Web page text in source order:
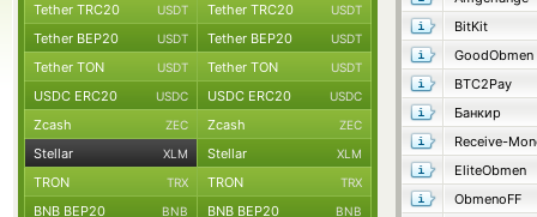
BitKit
GoodObmen
BTC2Pay
Банкир
Receive-
EliteObmen
ObmenoFF
Tether TRC20 USDT Tether TRC20 USDT
Tether BEP20 USDT Tether BEP20 USDT
Tether TON USDT Tether TON USDT
USDC ERC20 USDC USDC ERC20 USDC
Zcash ZEC Zcash ZEC
Stellar XLM Stellar XLM
TRON TRX TRON TRX
BNB BEP20 BNB BNB BEP20 BNB